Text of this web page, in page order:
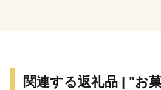
関連する返礼品 | "お